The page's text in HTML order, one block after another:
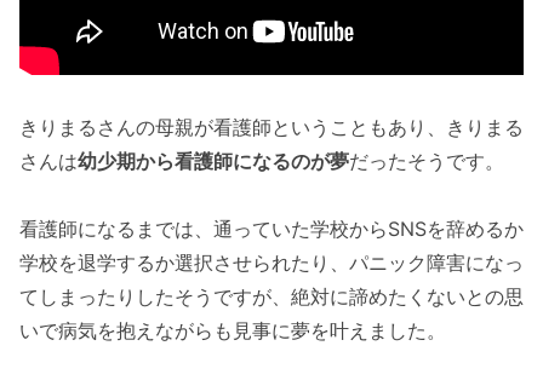
きりまるさんの母親が看護師ということもあり、きりまる
さんは幼少期から看護師になるのが夢だったそうです。
看護師になるまでは、通っていた学校からSNSを辞めるか
学校を退学するか選択させられたり、パニック障害になっ
てしまったりしたそうですが、絶対に諦めたくないとの思
いで病気を抱えながらも見事に夢を叶えました。